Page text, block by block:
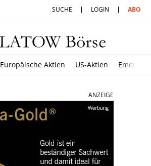
SUCHE LOGIN ABO
Europäische Aktien US-Aktien
ANZEIGE